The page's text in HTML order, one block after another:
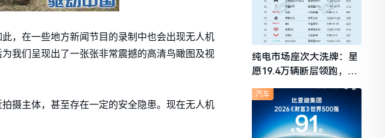
，在一些地方新闻节目的录制中也会出现无人机
我们呈现出了一张张非常震撼的高清鸟瞰图及视
摄主体，甚至存在一定的安全隐患。现在无人机
纯电市场座次大洗牌：星
愿19.4万辆断层领跑，理
想i6成最强黑马
汽车